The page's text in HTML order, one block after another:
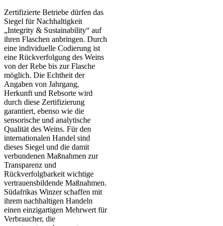
Zertifizierte Betriebe dürfen das
Siegel für Nachhaltigkeit
„Integrity & Sustainability“ auf
ihren Flaschen anbringen. Durch
eine individuelle Codierung ist
eine Rückverfolgung des Weins
von der Rebe bis zur Flasche
möglich. Die Echtheit der
Angaben von Jahrgang,
Herkunft und Rebsorte wird
durch diese Zertifizierung
garantiert, ebenso wie die
sensorische und analytische
Qualität des Weins. Für den
internationalen Handel sind
dieses Siegel und die damit
verbundenen Maßnahmen zur
Transparenz und
Rückverfolgbarkeit wichtige
vertrauensbildende Maßnahmen.
Südafrikas Winzer schaffen mit
ihrem nachhaltigen Handeln
einen einzigartigen Mehrwert für
Verbraucher, die